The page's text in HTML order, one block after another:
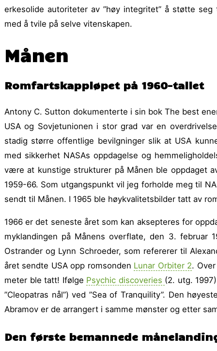
erkesolide autoriteter av ”høy integritet” å støtte
med å tvile på selve vitenskapen.
Månen
Romfartskappløpet på 1960-tallet
Antony C. Sutton dokumenterte i sin bok The best
USA og Sovjetunionen i stor grad var en
stadig større offentlige bevilgninger slik at USA
med sikkerhet NASAs oppdagelse og
være at kunstige strukturer på Månen ble oppdaget
1959-66. Som utgangspunkt vil jeg forholde meg til
sendt til Månen. I 1965 ble høykvalitetsbilder tatt av
1966 er det seneste året som kan aksepteres for
myklandingen på Månens overflate, den 3. februar
Ostrander og Lynn Schroeder, som refererer til
året sendte USA opp romsonden Lunar Orbiter 2.
meter ble tatt! Ifølge Psychic discoveries (2. utg.
”Cleopatras nål”) ved ”Sea of Tranquility”. Den
Abramov er de arrangert i samme mønster og etter
Den første bemannede